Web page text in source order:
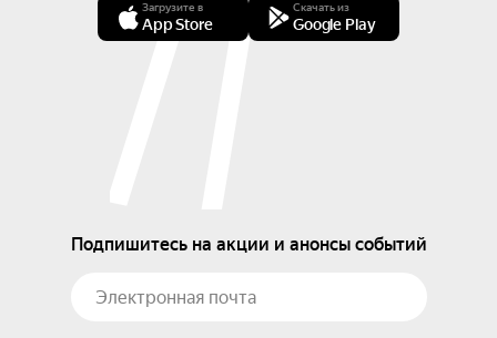
Загрузите в
App Store
Скачать из
Google Play
Подпишитесь на акции и анонсы событий